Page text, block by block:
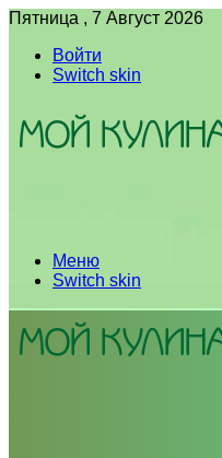
Пятница , 7 Август 2026
Войти
Switch skin
Меню
Switch skin